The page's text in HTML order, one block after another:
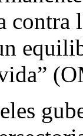
contra